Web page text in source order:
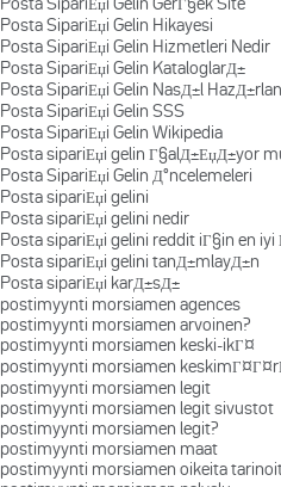
Posta SipariЕџi Gelin Hikayesi
Posta SipariЕџi Gelin Hizmetleri Nedir
Posta SipariЕџi Gelin KataloglarД±
Posta SipariЕџi Gelin NasД±l
Posta SipariЕџi Gelin SSS
Posta SipariЕџi Gelin Wikipedia
Posta sipariЕџi gelin Г§alД±ЕџД±yor
Posta SipariЕџi Gelin Д°ncelemeleri
Posta sipariЕџi gelini
Posta sipariЕџi gelini nedir
Posta sipariЕџi gelini reddit iГ§in en iyi
Posta sipariЕџi gelini tanД±mlayД±n
Posta sipariЕџi karД±sД±
postimyynti morsiamen agences
postimyynti morsiamen arvoinen?
postimyynti morsiamen keski-ikГ¤
postimyynti morsiamen
postimyynti morsiamen legit
postimyynti morsiamen legit sivustot
postimyynti morsiamen legit?
postimyynti morsiamen maat
postimyynti morsiamen oikeita